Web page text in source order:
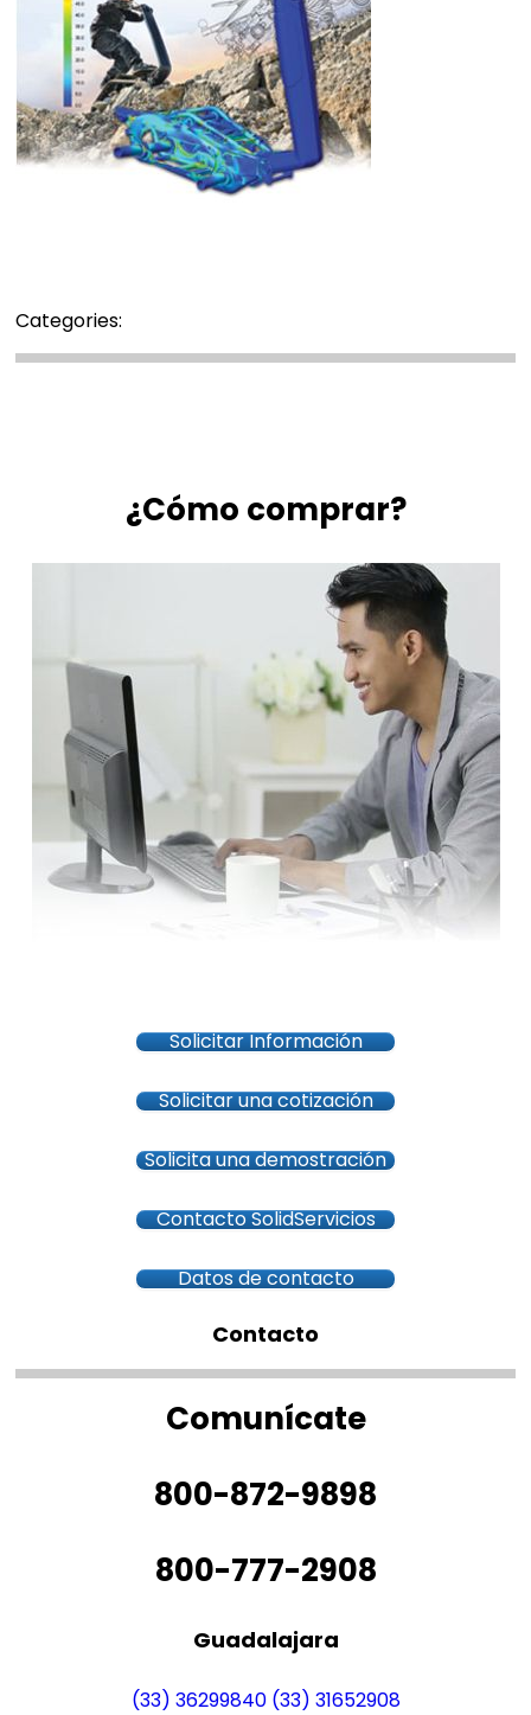
Categories:
¿Cómo comprar?
Solicitar Información
Solicitar una cotización
Solicita una demostración
Contacto SolidServicios
Datos de contacto
Contacto
Comunícate
800-872-9898
800-777-2908
Guadalajara
(33) 36299840 (33) 31652908